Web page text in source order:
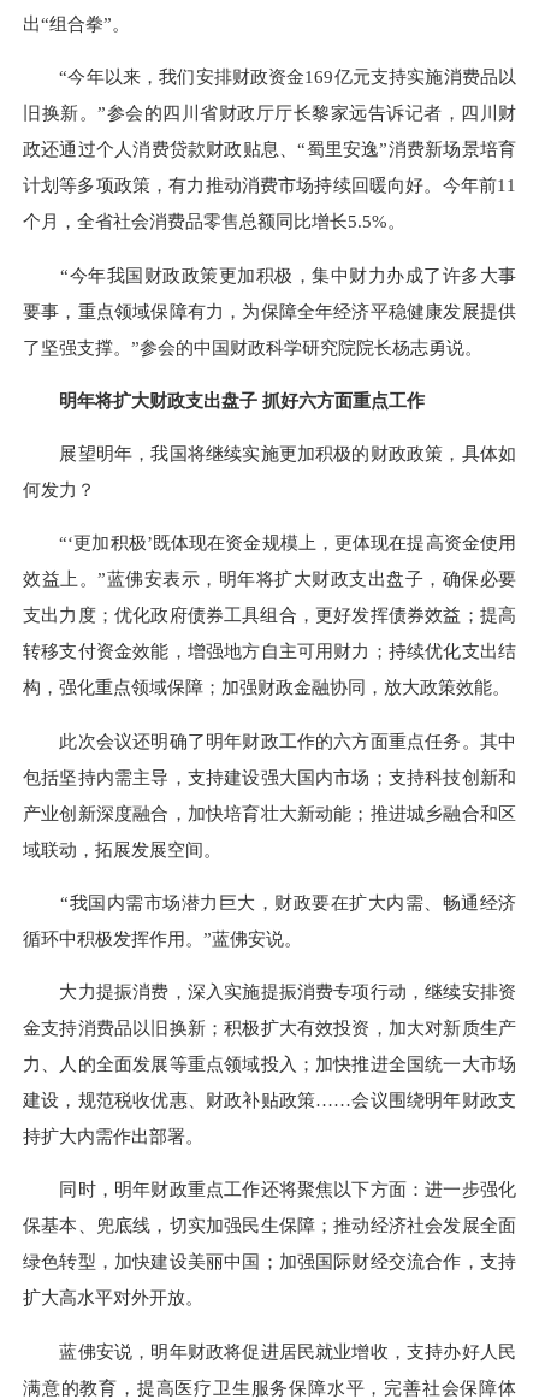
出“组合拳”。
“今年以来，我们安排财政资金169亿元支持实施消费品以
旧换新。”参会的四川省财政厅厅长黎家远告诉记者，四川财
政还通过个人消费贷款财政贴息、“蜀里安逸”消费新场景培育
计划等多项政策，有力推动消费市场持续回暖向好。今年前11
个月，全省社会消费品零售总额同比增长5.5%。
“今年我国财政政策更加积极，集中财力办成了许多大事
要事，重点领域保障有力，为保障全年经济平稳健康发展提供
了坚强支撑。”参会的中国财政科学研究院院长杨志勇说。
明年将扩大财政支出盘子 抓好六方面重点工作
展望明年，我国将继续实施更加积极的财政政策，具体如
何发力？
“‘更加积极’既体现在资金规模上，更体现在提高资金使用
效益上。”蓝佛安表示，明年将扩大财政支出盘子，确保必要
支出力度；优化政府债券工具组合，更好发挥债券效益；提高
转移支付资金效能，增强地方自主可用财力；持续优化支出结
构，强化重点领域保障；加强财政金融协同，放大政策效能。
此次会议还明确了明年财政工作的六方面重点任务。其中
包括坚持内需主导，支持建设强大国内市场；支持科技创新和
产业创新深度融合，加快培育壮大新动能；推进城乡融合和区
域联动，拓展发展空间。
“我国内需市场潜力巨大，财政要在扩大内需、畅通经济
循环中积极发挥作用。”蓝佛安说。
大力提振消费，深入实施提振消费专项行动，继续安排资
金支持消费品以旧换新；积极扩大有效投资，加大对新质生产
力、人的全面发展等重点领域投入；加快推进全国统一大市场
建设，规范税收优惠、财政补贴政策……会议围绕明年财政支
持扩大内需作出部署。
同时，明年财政重点工作还将聚焦以下方面：进一步强化
保基本、兜底线，切实加强民生保障；推动经济社会发展全面
绿色转型，加快建设美丽中国；加强国际财经交流合作，支持
扩大高水平对外开放。
蓝佛安说，明年财政将促进居民就业增收，支持办好人民
满意的教育，提高医疗卫生服务保障水平，完善社会保障体